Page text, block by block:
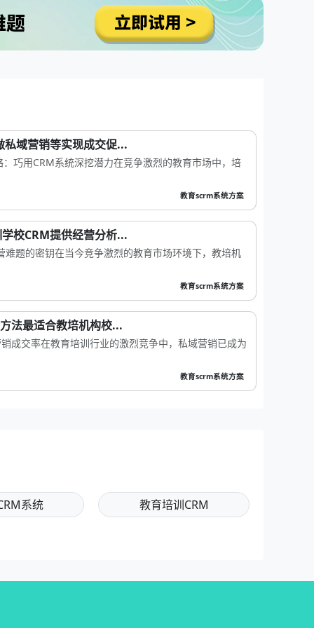
域营销等实现成交促...
巧用CRM系统深挖潜力在竞争激烈的教育市场中，培
教育scrm系统方案
校CRM提供经营分析...
题的密钥在当今竞争激烈的教育市场环境下，教培机
教育scrm系统方案
法最适合教培机构校...
成交率在教育培训行业的激烈竞争中，私域营销已成为
教育scrm系统方案
系统 教育培训CRM